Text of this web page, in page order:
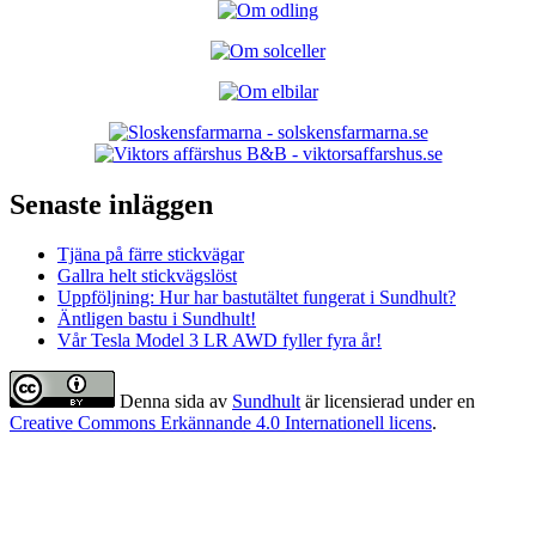
Senaste inläggen
Tjäna på färre stickvägar
Gallra helt stickvägslöst
Uppföljning: Hur har bastutältet fungerat i Sundhult?
Äntligen bastu i Sundhult!
Vår Tesla Model 3 LR AWD fyller fyra år!
Denna sida av Sundhultär licensierad under en
Creative Commons Erkännande 4.0 Internationell licens.